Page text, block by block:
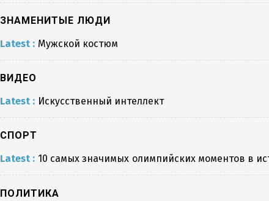
ЗНАМЕНИТЫЕ ЛЮДИ
Latest : Мужской костюм
ВИДЕО
Latest : Искусственный интеллект
СПОРТ
Latest : 10 самых значимых олимпийских моментов в
ПОЛИТИКА